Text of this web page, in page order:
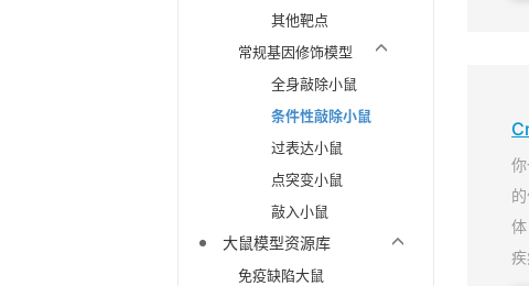
其他靶点
常规基因修饰模型
全身敲除小鼠
条件性敲除小鼠
过表达小鼠
点突变小鼠
敲入小鼠
大鼠模型资源库
免疫缺陷大鼠